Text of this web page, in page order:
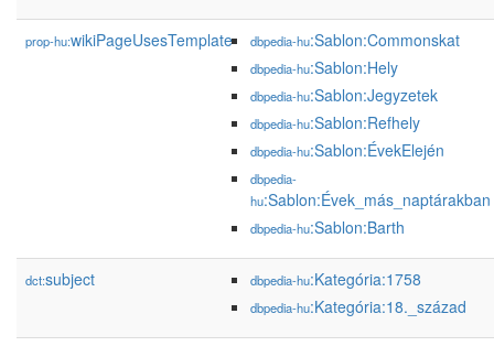
prop-hu:wikiPageUsesTemplate dbpedia-hu:Sablon:Commonskat
dbpedia-hu:Sablon:Hely
dbpedia-hu:Sablon:Jegyzetek
dbpedia-hu:Sablon:Refhely
dbpedia-hu:Sablon:ÉvekElején
dbpedia-
hu:Sablon:Évek_más_naptárakban
dbpedia-hu:Sablon:Barth
dct:subject dbpedia-hu:Kategória:1758
dbpedia-hu:Kategória:18._század